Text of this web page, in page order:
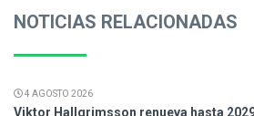
NOTICIAS RELACIONADAS
4 AGOSTO 2026
Viktor Hallgrimsson renueva hasta